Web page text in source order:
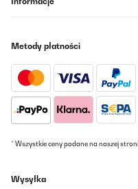
insgesamt sehr
wirklich top – man
Reinigung in der
super praktisch ist. Zwei
Motiv auf dem Deckel
schmalen
zu reinigen und zu
kaum richtig
Als eine Schnalle
wirklich vorbildlich!
Metody płatności
* Wszystkie ceny podane na naszej
Wysyłka